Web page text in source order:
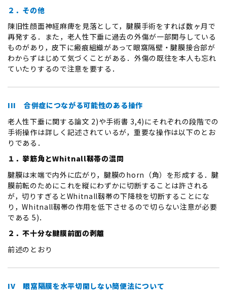
２．その他
陳旧性顔面神経麻痺を見落として，腱膜手術をすれば数ヶ月で
再発する．また，老人性下垂に過去の外傷が一部関与している
ものがあり，皮下に瘢痕組織があって眼窩隔壁・腱膜接合部が
わからずはじめて気づくことがある．外傷の既往を本人も忘れ
ていたりするので注意を要する．
III 合併症につながる可能性のある操作
老人性下垂に関する論文 2)や手術書 3,4)にそれぞれの段階での
手術操作は詳しく記述されているが，重要な操作は以下のとお
りである．
１．挙筋角とWhitnall靱帯の混同
腱膜は末端で内外に広がり，腱膜のhorn（角）を形成する．腱
膜前転のためにこれを縦にわずかに切断することは許される
が，切りすぎるとWhitnall靱帯の下降枝を切断することにな
り，Whitnall靱帯の作用を低下させるので切らない注意が必要
である 5)．
２．不十分な腱膜前面の剥離
前述のとおり
IV 眼窩隔膜を水平切開しない簡便法について